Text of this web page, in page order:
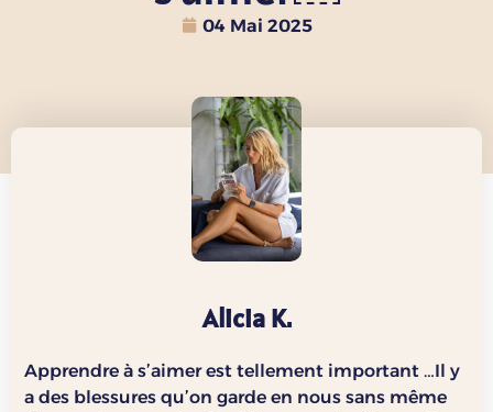
04 Mai 2025
Alicia K.
Apprendre à s’aimer est tellement important …Il y
a des blessures qu’on garde en nous sans même